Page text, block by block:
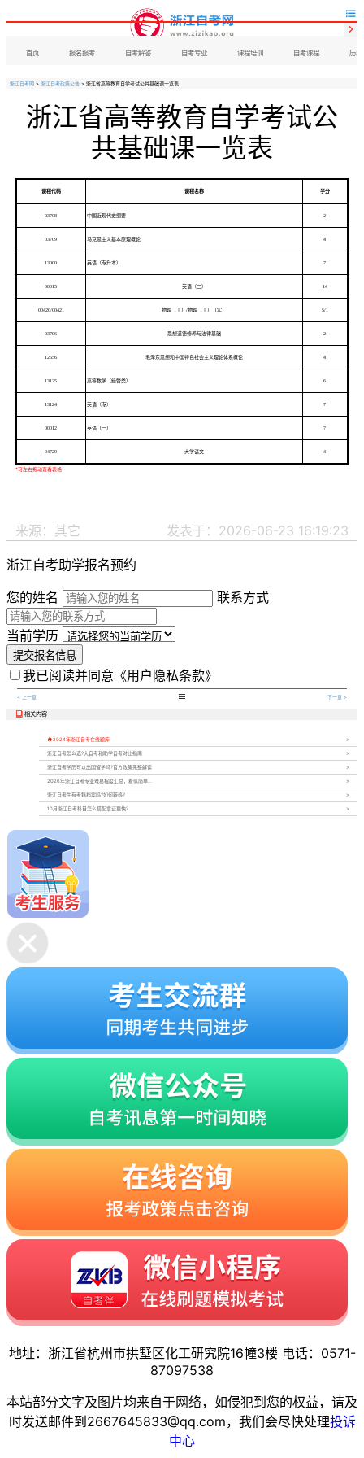

首页 报名报考 自考解答 自考专业 课程培训 自考课程 历年

浙江自考网 > 浙江自考政策公告 > 浙江省高等教育自学考试公共基础课一览表
浙江省高等教育自学考试公
共基础课一览表
课程代码 课程名称 学分
03708 中国近现代史纲要 2
03709 马克思主义基本原理概论 4
13000 英语（专升本） 7
00015 英语（二） 14
00420/00421 物理（工） /物理（工）（实） 5/1
03706 思想道德修养与法律基础 2
12656 毛泽东思想和中国特色社会主义理论体系概论 4
13125 高等数学（经管类） 6
13124 英语（专 7
00012 英语（一） 7
04729 大学语文 4
来源：其它 发表于：2026-06-23 16:19:23
浙江自考助学报名预约
您的姓名
联系方式
当前学历
提交报名信息
我已阅读并同意 《用户隐私条款》
< 上一章  下一章 >
 相关内容
2024年浙江自考在线题库
浙江自考怎么选?大自考和助学自考对比指南
浙江自考学历可以出国留学吗?官方政策完整解读
2026年浙江自考专业难易程度汇总，看似简单...
浙江自考生有考籍档案吗?如何转移?
10月浙江自考科目怎么搭配拿证更快?
地址：浙江省杭州市拱墅区化工研究院16幢3楼 电话：0571-
87097538
本站部分文字及图片均来自于网络，如侵犯到您的权益，请及
时发送邮件到2667645833@qq.com，我们会尽快处理投诉
中心